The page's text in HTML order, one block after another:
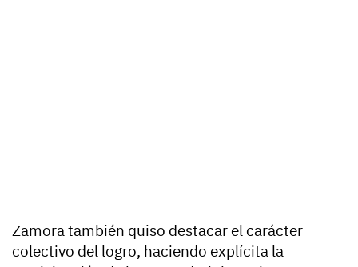
Zamora también quiso destacar el carácter
colectivo del logro, haciendo explícita la